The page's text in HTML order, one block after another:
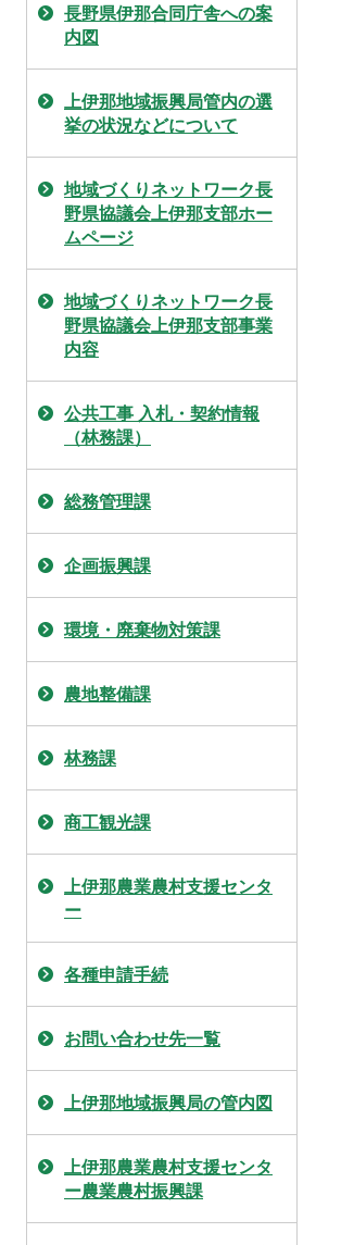
長野県伊那合同庁舎への案
内図
上伊那地域振興局管内の選
挙の状況などについて
地域づくりネットワーク長
野県協議会上伊那支部ホー
ムページ
地域づくりネットワーク長
野県協議会上伊那支部事業
内容
公共工事 入札・契約情報
（林務課）
総務管理課
企画振興課
環境・廃棄物対策課
農地整備課
林務課
商工観光課
上伊那農業農村支援センタ
ー
各種申請手続
お問い合わせ先一覧
上伊那地域振興局の管内図
上伊那農業農村支援センタ
ー農業農村振興課